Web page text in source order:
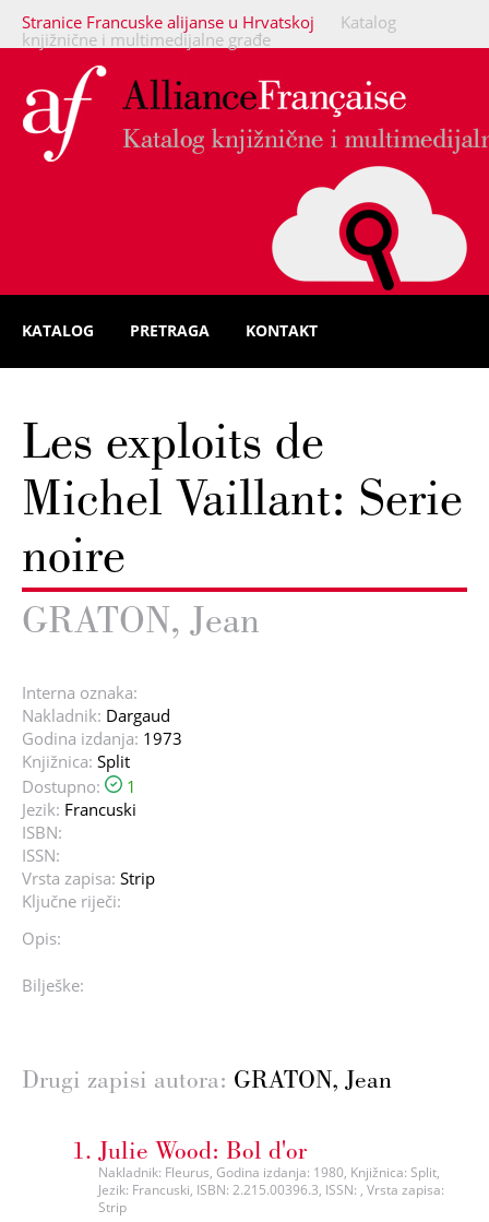
Stranice Francuske alijanse u Hrvatskoj
Katalog
knjižnične i multimedijalne građe
KATALOG PRETRAGA KONTAKT
Les exploits de
Michel Vaillant: Serie
noire
GRATON, Jean
Interna oznaka:
Nakladnik: Dargaud
Godina izdanja: 1973
Knjižnica: Split
Dostupno:
1
Jezik: Francuski
ISBN:
ISSN:
Vrsta zapisa: Strip
Ključne riječi:
Opis:
Bilješke:
Drugi zapisi autora: GRATON, Jean
Julie Wood: Bol d'or
Nakladnik: Fleurus, Godina izdanja: 1980, Knjižnica: Split,
Jezik: Francuski, ISBN: 2.215.00396.3, ISSN: , Vrsta zapisa:
Strip